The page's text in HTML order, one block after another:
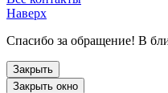
Наверх
Спасибо за обращение! В
Закрыть
Закрыть окно